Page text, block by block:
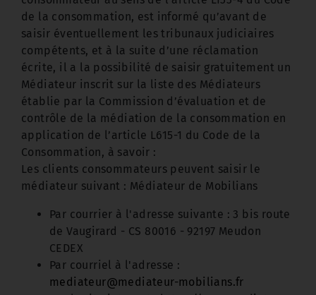
de la consommation, est informé qu’avant de
saisir éventuellement les tribunaux judiciaires
compétents, et à la suite d’une réclamation
écrite, il a la possibilité de saisir gratuitement un
Médiateur inscrit sur la liste des Médiateurs
établie par la Commission d’évaluation et de
contrôle de la médiation de la consommation en
application de l’article L615-1 du Code de la
Consommation, à savoir :
Les clients consommateurs peuvent saisir le
médiateur suivant : Médiateur de Mobilians
Par courrier à l'adresse suivante : 3 bis route
de Vaugirard - CS 80016 - 92197 Meudon
CEDEX
Par courriel à l'adresse :
mediateur@mediateur-mobilians.fr